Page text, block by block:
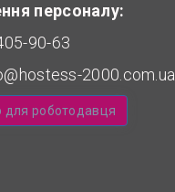
персоналу:
90-63
2000.com.ua
для роботодавця